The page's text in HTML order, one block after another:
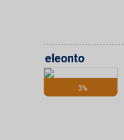
3%
eleonto